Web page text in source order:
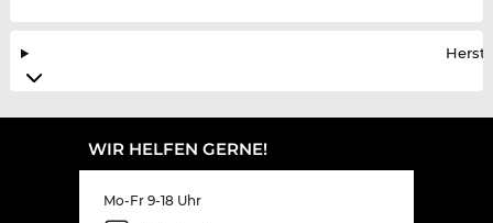
WIR HELFEN GERNE!
Mo-Fr 9-18 Uhr